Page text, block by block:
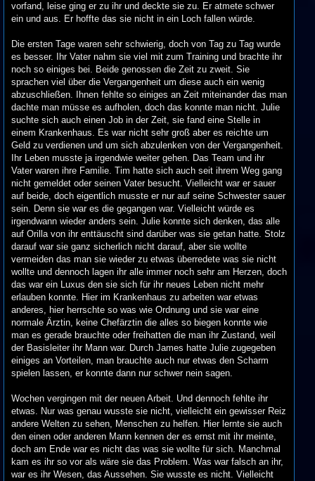
vorfand, leise ging er zu ihr und deckte sie zu. Er atmete schwer
ein und aus. Er hoffte das sie nicht in ein Loch fallen würde.
Die ersten Tage waren sehr schwierig, doch von Tag zu Tag wurde
es besser. Ihr Vater nahm sie viel mit zum Training und brachte ihr
noch so einiges bei. Beide genossen die Zeit zu zweit. Sie
sprachen viel über die Vergangenheit um diese auch ein wenig
abzuschließen. Ihnen fehlte so einiges an Zeit miteinander das man
dachte man müsse es aufholen, doch das konnte man nicht. Julie
suchte sich auch einen Job in der Zeit, sie fand eine Stelle in
einem Krankenhaus. Es war nicht sehr groß aber es reichte um
Geld zu verdienen und um sich abzulenken von der Vergangenheit.
Ihr Leben musste ja irgendwie weiter gehen. Das Team und ihr
Vater waren ihre Familie. Tim hatte sich auch seit ihrem Weg gang
nicht gemeldet oder seinen Vater besucht. Vielleicht war er sauer
auf beide, doch eigentlich musste er nur auf seine Schwester sauer
sein. Denn sie war es die gegangen war. Vielleicht würde es
irgendwann wieder anders sein. Julie konnte sich denken, das alle
auf Orilla von ihr enttäuscht sind darüber was sie getan hatte. Stolz
darauf war sie ganz sicherlich nicht darauf, aber sie wollte
vermeiden das man sie wieder zu etwas überredete was sie nicht
wollte und dennoch lagen ihr alle immer noch sehr am Herzen, doch
das war ein Luxus den sie sich für ihr neues Leben nicht mehr
erlauben konnte. Hier im Krankenhaus zu arbeiten war etwas
anderes, hier herrschte so was wie Ordnung und sie war eine
normale Ärztin, keine Chefärztin die alles so biegen konnte wie
man es gerade brauchte oder freihatten die man ihr Zustand, weil
der Basisleiter ihr Mann war. Durch James hatte Julie zugegeben
einiges an Vorteilen, man brauchte auch nur etwas den Scharm
spielen lassen, er konnte dann nur schwer nein sagen.
Wochen vergingen mit der neuen Arbeit. Und dennoch fehlte ihr
etwas. Nur was genau wusste sie nicht, vielleicht ein gewisser Reiz
andere Welten zu sehen, Menschen zu helfen. Hier lernte sie auch
den einen oder anderen Mann kennen der es ernst mit ihr meinte,
doch am Ende war es nicht das was sie wollte für sich. Manchmal
kam es ihr so vor als wäre sie das Problem. Was war falsch an ihr,
war es ihr Wesen, das Aussehen. Sie wusste es nicht. Vielleicht